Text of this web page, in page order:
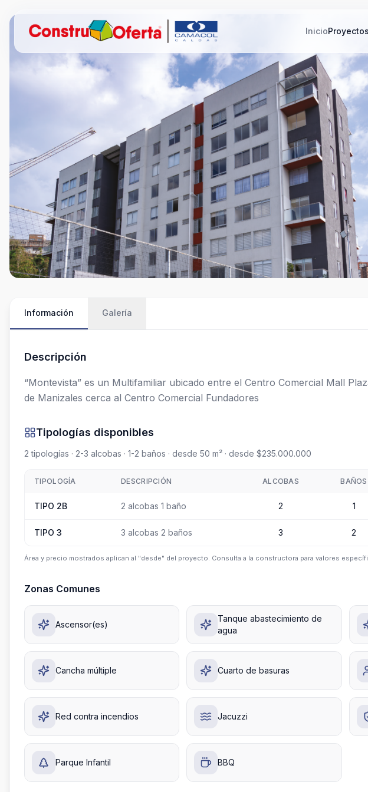
InicioProyectos
Información Galería
Descripción
“Montevista” es un Multifamiliar ubicado entre el Centro Comercial Mall
de Manizales cerca al Centro Comercial Fundadores
Tipologías disponibles
2 tipologías · 2-3 alcobas · 1-2 baños · desde 50 m² · desde $235.000.000
TIPOLOGÍA DESCRIPCIÓN ALCOBAS BAÑOS
TIPO 2B 2 alcobas 1 baño 2 1
TIPO 3 3 alcobas 2 baños 3 2
Área y precio mostrados aplican al "desde" del proyecto. Consulta a la constructora para valores
Zonas Comunes
Ascensor(es)
Tanque abastecimiento de
agua
Cancha múltiple Cuarto de basuras
Red contra incendios Jacuzzi
Parque Infantil BBQ